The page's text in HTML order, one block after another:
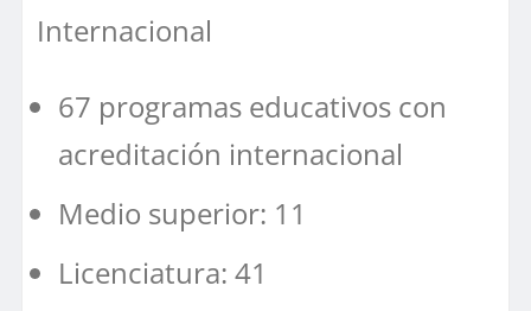
Internacional
67 programas educativos con
acreditación internacional
Medio superior: 11
Licenciatura: 41